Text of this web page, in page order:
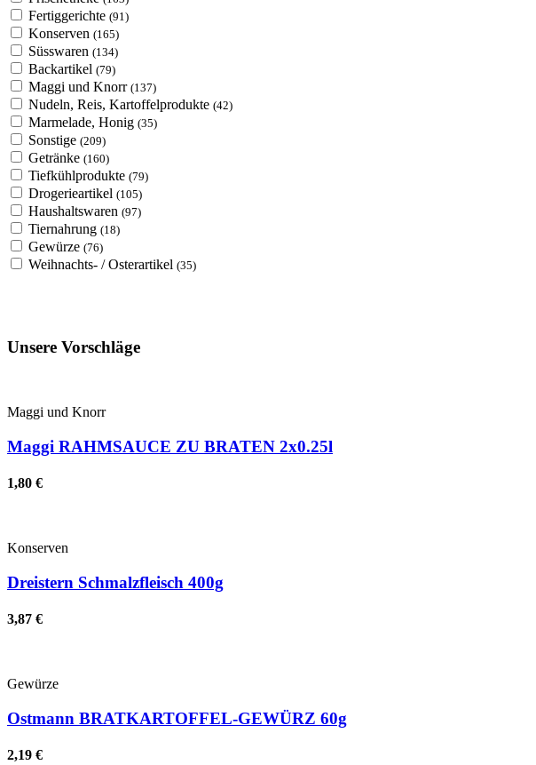
Fertiggerichte (91)
Konserven (165)
Süsswaren (134)
Backartikel (79)
Maggi und Knorr (137)
Nudeln, Reis, Kartoffelprodukte (42)
Marmelade, Honig (35)
Sonstige (209)
Getränke (160)
Tiefkühlprodukte (79)
Drogerieartikel (105)
Haushaltswaren (97)
Tiernahrung (18)
Gewürze (76)
Weihnachts- / Osterartikel (35)
Unsere Vorschläge
Maggi und Knorr
Maggi RAHMSAUCE ZU BRATEN 2x0.25l
1,80 €
Konserven
Dreistern Schmalzfleisch 400g
3,87 €
Gewürze
Ostmann BRATKARTOFFEL-GEWÜRZ 60g
2,19 €